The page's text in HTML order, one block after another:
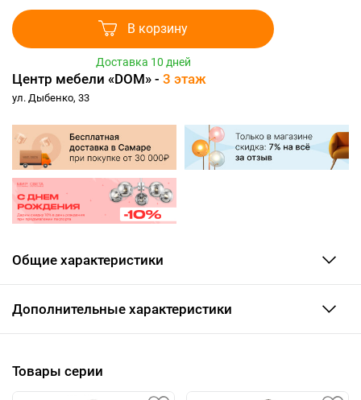
В корзину
Доставка 10 дней
Центр мебели «DOM» - 3 этаж
ул. Дыбенко, 33
Общие характеристики
Дополнительные характеристики
Товары серии